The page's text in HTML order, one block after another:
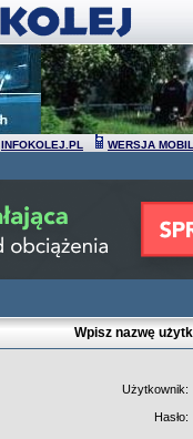
INFOKOLEJ.PL WERSJA
Wpisz nazwę
Użytkownik:
Hasło: